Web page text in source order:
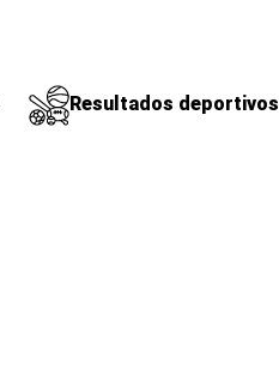
Resultados deportivos